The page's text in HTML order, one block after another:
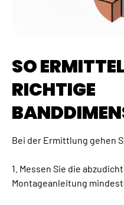
SO
RICHTIGE
Bei der Ermittlung gehen
1. Messen Sie die
Montageanleitung